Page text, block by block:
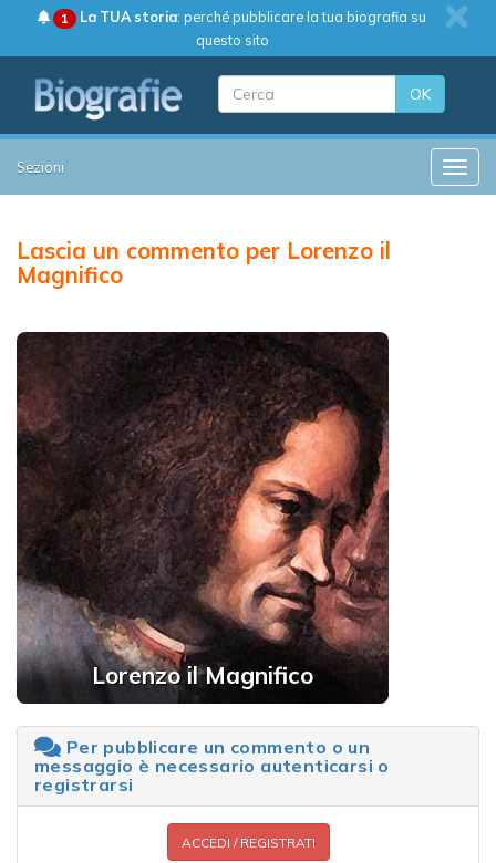
1 La TUA storia: perché pubblicare la tua biografia su
questo sito
OK
Sezioni
Lascia un commento per Lorenzo il
Magnifico
Lorenzo il Magnifico
Per pubblicare un commento o un
messaggio è necessario autenticarsi o
registrarsi
ACCEDI / REGISTRATI